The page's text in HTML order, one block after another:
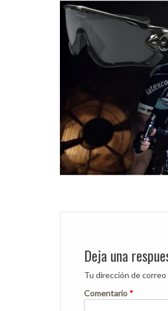
Post
navigation
Deja una
Tu dirección de
Comentario *